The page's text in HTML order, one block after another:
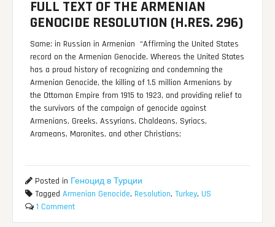
FULL TEXT OF THE ARMENIAN
GENOCIDE RESOLUTION (H.RES. 296)
Same: in Russian in Armenian “Affirming the United States
record on the Armenian Genocide. Whereas the United States
has a proud history of recognizing and condemning the
Armenian Genocide, the killing of 1.5 million Armenians by
the Ottoman Empire from 1915 to 1923, and providing relief to
the survivors of the campaign of genocide against
Armenians, Greeks, Assyrians, Chaldeans, Syriacs,
Arameans, Maronites, and other Christians;
Posted in Геноцид в Турции
TaggedArmenian Genocide, Resolution,Turkey, US
1 Comment